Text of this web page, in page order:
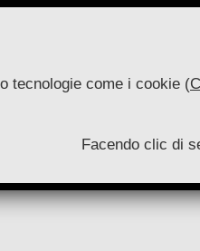
tecnologie come i cookie (
Facendo clic di